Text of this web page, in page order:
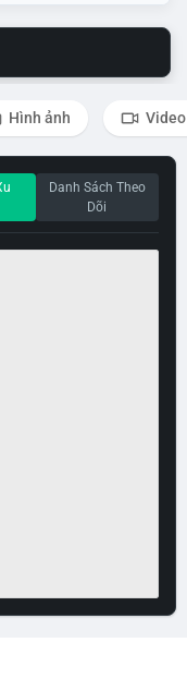
Hình ảnh Video
Danh Sách Theo
Dõi